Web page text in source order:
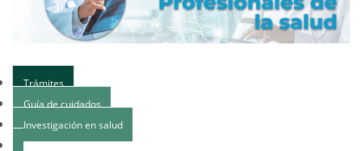
Trámites
Guía de cuidados
Investigación en salud